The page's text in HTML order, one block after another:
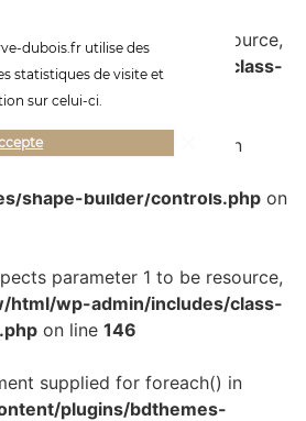
dubois.fr utilise des
statistiques de visite et
sur celui-ci.
parameter 1 to be resource,
html/wp-admin/includes/class-
on line
supplied for foreach() in
shape-builder/controls.php on
parameter 1 to be resource,
html/wp-admin/includes/class-
on line 146
supplied for foreach() in
plugins/bdthemes-